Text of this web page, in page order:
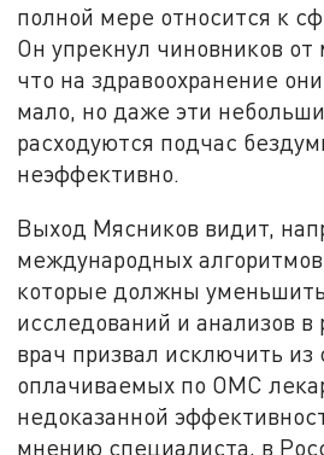
полной мере относится к
Он упрекнул чиновников
что на здравоохранение
мало, но даже эти
расходуются подчас
неэффективно.
Выход Мясников видит,
международных
которые должны
исследований и анализов в
врач призвал исключить из
оплачиваемых по ОМС
недоказанной
мнению специалиста, в